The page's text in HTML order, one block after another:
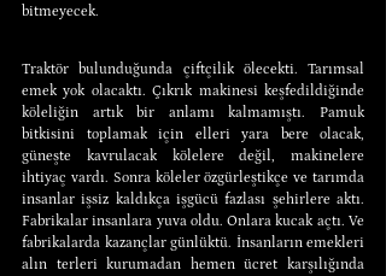
bitmeyecek.
Traktör bulunduğunda çiftçilik ölecekti. Tarımsal
emek yok olacaktı. Çıkrık makinesi keşfedildiğinde
köleliğin artık bir anlamı kalmamıştı. Pamuk
bitkisini toplamak için elleri yara bere olacak,
güneşte kavrulacak kölelere değil, makinelere
ihtiyaç vardı. Sonra köleler özgürleştikçe ve tarımda
insanlar işsiz kaldıkça işgücü fazlası şehirlere aktı.
Fabrikalar insanlara yuva oldu. Onlara kucak açtı. Ve
fabrikalarda kazançlar günlüktü. İnsanların emekleri
alın terleri kurumadan hemen ücret karşılığında